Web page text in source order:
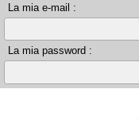
La mia e-mail :
La mia password :